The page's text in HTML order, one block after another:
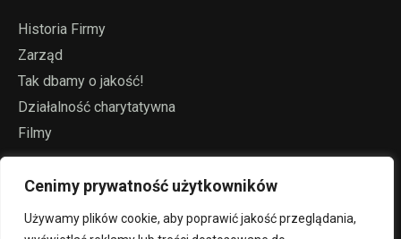
Cenimy prywatność użytkowników
Używamy plików cookie, aby poprawić jakość przeglądania,
Historia Firmy
Zarząd
Tak dbamy o jakość!
Działalność charytatywna
Filmy
OFERTA
Liny stalowo-gumowe